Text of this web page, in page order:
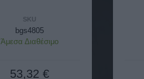
SKU
bgs4805
Άμεσα Διαθέσιμο
53,32 €